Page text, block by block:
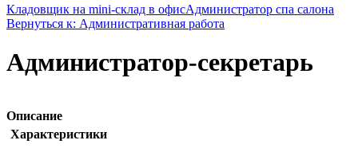
Кладовщик на mini-склад в офисАдминистратор спа салона
Вернуться к: Административная работа
Администратор-секретарь
Описание
Характеристики